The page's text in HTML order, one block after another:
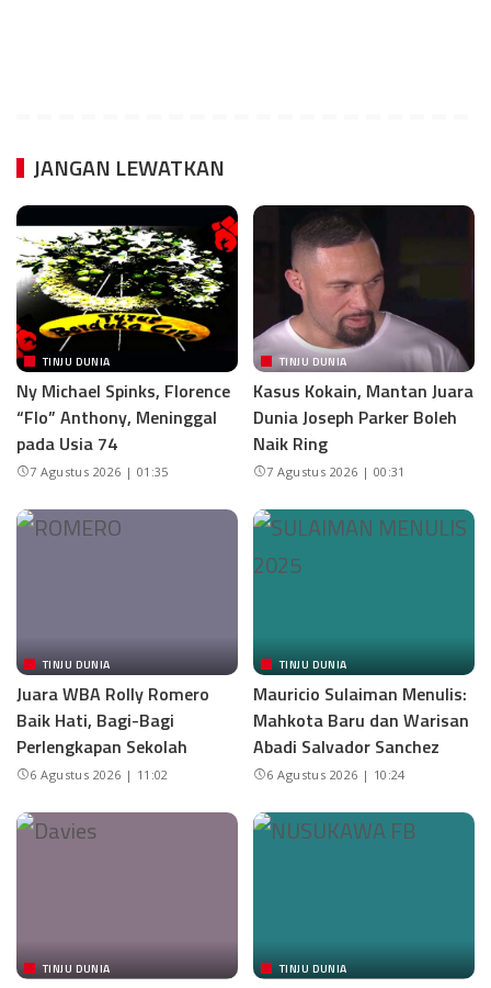
JANGAN LEWATKAN
TINJU DUNIA
Ny Michael Spinks, Florence
“Flo” Anthony, Meninggal
pada Usia 74
7 Agustus 2026 | 01:35
TINJU DUNIA
Kasus Kokain, Mantan Juara
Dunia Joseph Parker Boleh
Naik Ring
7 Agustus 2026 | 00:31
TINJU DUNIA
Juara WBA Rolly Romero
Baik Hati, Bagi-Bagi
Perlengkapan Sekolah
6 Agustus 2026 | 11:02
TINJU DUNIA
Mauricio Sulaiman Menulis:
Mahkota Baru dan Warisan
Abadi Salvador Sanchez
6 Agustus 2026 | 10:24
TINJU DUNIA TINJU DUNIA